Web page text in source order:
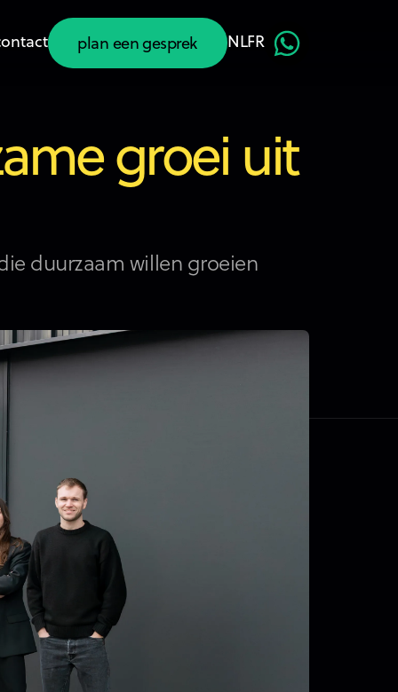
plan een gesprek
plan een gesprek
NLFR
groei uit
duurzaam willen groeien